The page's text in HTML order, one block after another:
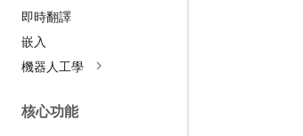
即時翻譯
嵌入
機器人工學
核心功能